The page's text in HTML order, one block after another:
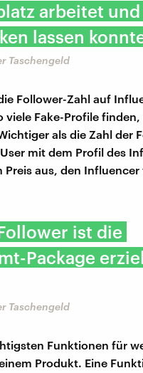
arbeitet
lassen
Taschengeld
Follower-Zahl auf
Fake-Profile finden,
als die Zahl der
mit dem Profil des
aus, den Influencer
ist die
Package
Taschengeld
Funktionen für
Produkt. Eine